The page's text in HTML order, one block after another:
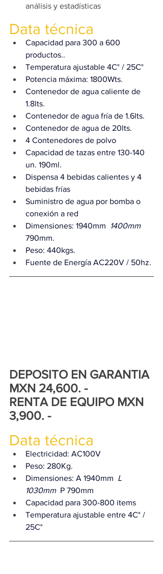
análisis y estadísticas
Data técnica
Capacidad para 300 a 600
productos..
Temperatura ajustable 4C° / 25C°
Potencia máxima: 1800Wts.
Contenedor de agua caliente de
1.8lts.
Contenedor de agua fría de 1.6lts.
Contenedor de agua de 20lts.
4 Contenedores de polvo
Capacidad de tazas entre 130-140
un. 190ml.
Dispensa 4 bebidas calientes y 4
bebidas frías
Suministro de agua por bomba o
conexión a red
Dimensiones: 1940mm
1400mm
790mm.
Peso: 440kgs.
Fuente de Energía AC220V / 50hz.
DEPOSITO EN GARANTIA
MXN 24,600. -
RENTA DE EQUIPO MXN
3,900. -
Data técnica
Electricidad: AC100V
Peso: 280Kg.​
Dimensiones: A 1940mm L
1030mm P 790mm​
Capacidad para 300-800 items​
Temperatura ajustable entre 4C° /
25C°